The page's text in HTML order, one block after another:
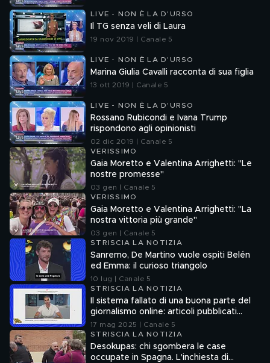
LIVE - NON È LA D'URSO
Il TG senza veli di Laura
19 nov 2019 | Canale 5
LIVE - NON È LA D'URSO
Marina Giulia Cavalli racconta di sua figlia
13 ott 2019 | Canale 5
LIVE - NON È LA D'URSO
Rossano Rubicondi e Ivana Trump
rispondono agli opinionisti
02 dic 2019 | Canale 5
VERISSIMO
Gaia Moretto e Valentina Arrighetti: "Le
nostre promesse"
03 gen | Canale 5
VERISSIMO
Gaia Moretto e Valentina Arrighetti: "La
nostra vittoria più grande"
03 gen | Canale 5
STRISCIA LA NOTIZIA
Sanremo, De Martino vuole ospiti Belén
ed Emma: il curioso triangolo
10 lug | Canale 5
STRISCIA LA NOTIZIA
Il sistema fallato di una buona parte del
giornalismo online: articoli pubblicati
senza la verifica delle fonti
17 mag 2025 | Canale 5
STRISCIA LA NOTIZIA
Desokupas: chi sgombera le case
occupate in Spagna. L'inchiesta di